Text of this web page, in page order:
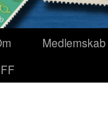
Medlemskab